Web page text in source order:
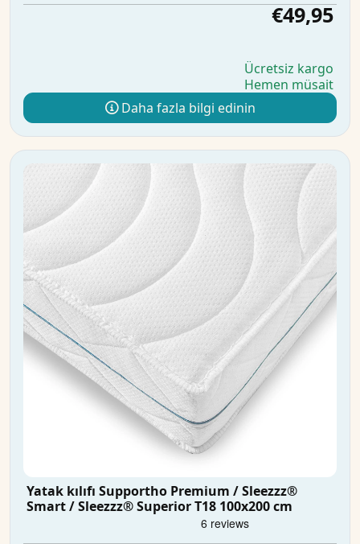
€49,95
Ücretsiz kargo
Hemen müsait
Daha fazla bilgi edinin
Yatak kılıfı Supportho Premium / Sleezzz®
Smart / Sleezzz® Superior T18 100x200 cm